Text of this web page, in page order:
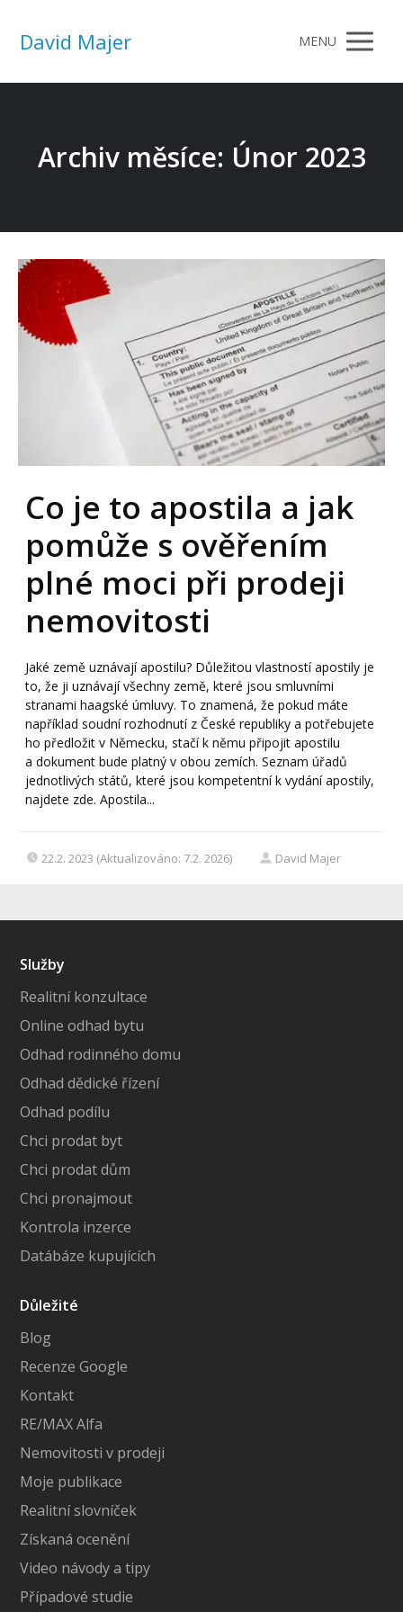
David Majer MENU
Archiv měsíce: Únor 2023
Co je to apostila a jak
pomůže s ověřením
plné moci při prodeji
nemovitosti
Jaké země uznávají apostilu? Důležitou vlastností apostily je
to, že ji uznávají všechny země, které jsou smluvními
stranami haagské úmluvy. To znamená, že pokud máte
například soudní rozhodnutí z České republiky a potřebujete
ho předložit v Německu, stačí k němu připojit apostilu
a dokument bude platný v obou zemích. Seznam úřadů
jednotlivých států, které jsou kompetentní k vydání apostily,
najdete zde. Apostila...
22.2. 2023 (Aktualizováno: 7.2. 2026) David Majer
Služby
Realitní konzultace
Online odhad bytu
Odhad rodinného domu
Odhad dědické řízení
Odhad podílu
Chci prodat byt
Chci prodat dům
Chci pronajmout
Kontrola inzerce
Datábáze kupujících
Důležité
Blog
Recenze Google
Kontakt
RE/MAX Alfa
Nemovitosti v prodeji
Moje publikace
Realitní slovníček
Získaná ocenění
Video návody a tipy
Případové studie